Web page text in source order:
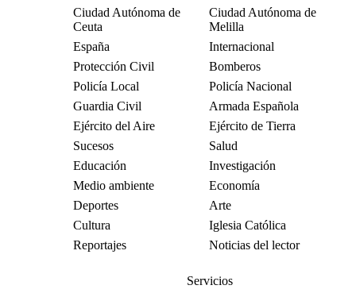
Ciudad Autónoma de
Ceuta
Ciudad Autónoma de
Melilla
España
Internacional
Protección Civil
Bomberos
Policía Local
Policía Nacional
Guardia Civil
Armada Española
Ejército del Aire
Ejército de Tierra
Sucesos
Salud
Educación
Investigación
Medio ambiente
Economía
Deportes
Arte
Cultura
Iglesia Católica
Reportajes
Noticias del lector
Servicios